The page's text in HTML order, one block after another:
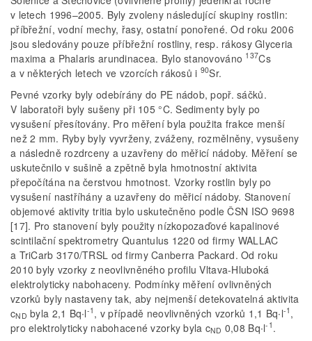
v letech 1996–2005. Byly zvoleny následující skupiny rostlin:
příbřežní, vodní mechy, řasy, ostatní ponořené. Od roku 2006
jsou sledovány pouze příbřežní rostliny, resp. rákosy Glyceria
maxima a Phalaris arundinacea. Bylo stanovováno 137Cs
a v některých letech ve vzorcích rákosů i 90Sr.
Pevné vzorky byly odebírány do PE nádob, popř. sáčků.
V laboratoři byly sušeny při 105 °C. Sedimenty byly po
vysušení přesítovány. Pro měření byla použita frakce menší
než 2 mm. Ryby byly vyvrženy, zváženy, rozmělněny, vysušeny
a následně rozdrceny a uzavřeny do měřicí nádoby. Měření se
uskutečnilo v sušině a zpětně byla hmotnostní aktivita
přepočítána na čerstvou hmotnost. Vzorky rostlin byly po
vysušení nastříhány a uzavřeny do měřicí nádoby. Stanovení
objemové aktivity tritia bylo uskutečněno podle ČSN ISO 9698
[17]. Pro stanovení byly použity nízkopozaďové kapalinové
scintilační spektrometry Quantulus 1220 od firmy WALLAC
a TriCarb 3170/TRSL od firmy Canberra Packard. Od roku
2010 byly vzorky z neovlivněného profilu Vltava-Hluboká
elektrolyticky nabohaceny. Podmínky měření ovlivněných
vzorků byly nastaveny tak, aby nejmenší detekovatelná aktivita
cND byla 2,1 Bq∙l-1 , v případě neovlivněných vzorků 1,1 Bq∙l-1 ,
pro elektrolyticky nabohacené vzorky byla cND 0,08 Bq∙l-1 .